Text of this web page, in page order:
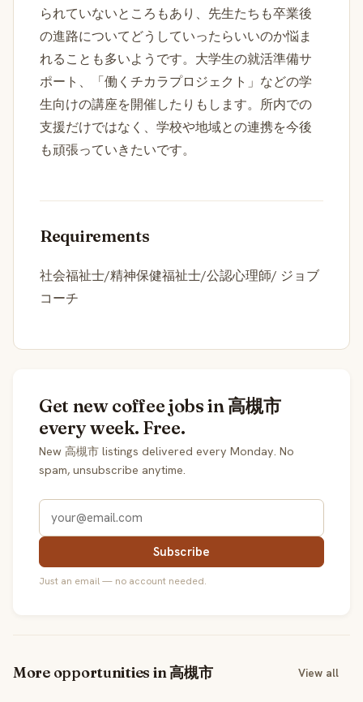
られていないところもあり、先生たちも卒業後
の進路についてどうしていったらいいのか悩ま
れることも多いようです。大学生の就活準備サ
ポート、「働くチカラプロジェクト」などの学
生向けの講座を開催したりもします。所内での
支援だけではなく、学校や地域との連携を今後
も頑張っていきたいです。
Requirements
社会福祉士/精神保健福祉士/公認心理師/ ジョブ
コーチ
Get new coffee jobs in 高槻市
every week. Free.
New 高槻市 listings delivered every Monday. No
spam, unsubscribe anytime.
Subscribe
Just an email — no account needed.
More opportunities in 高槻市 View all